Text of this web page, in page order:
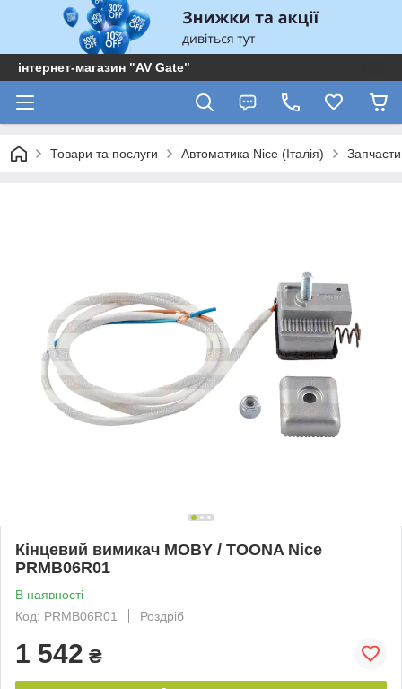
інтернет-магазин "AV Gate"
Товари та послуги Автоматика Nice (Італія)
Кінцевий вимикач MOBY / TOONA Nice
PRMB06R01
В наявності
Код: PRMB06R01
Роздріб
1 542 ₴